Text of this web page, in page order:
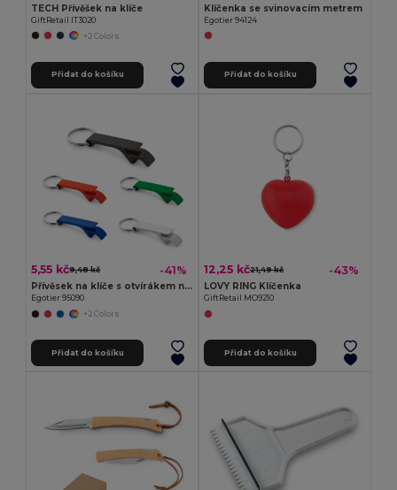
TECH Přívěšek na klíče
GiftRetail IT3020
+2 Colors
Přidat do košíku
Klíčenka se svinovacím metrem
Egotier 94124
Přidat do košíku
5,55 kč9,48 kč -41%
Přívěsek na klíče s otvírákem na kapsle z recyklovaného hliníku (100% rAL)
Egotier 95090
+2 Colors
Přidat do košíku
12,25 kč21,49 kč -43%
LOVY RING Klíčenka
GiftRetail MO9210
Přidat do košíku